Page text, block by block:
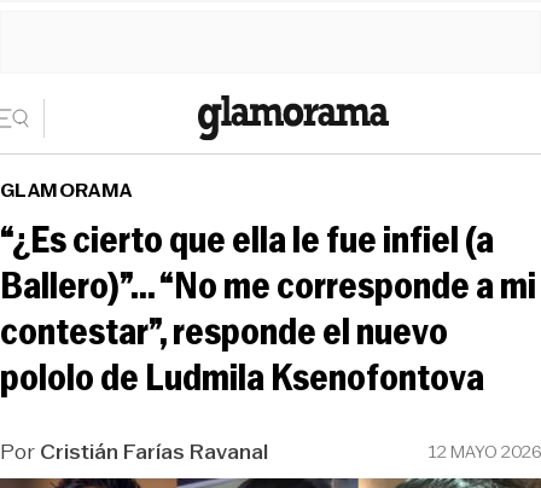
GLAMORAMA
“¿Es cierto que ella le fue infiel (a
Ballero)”... “No me corresponde a mi
contestar”, responde el nuevo
pololo de Ludmila Ksenofontova
PorCristián Farías Ravanal 12 MAYO 2026